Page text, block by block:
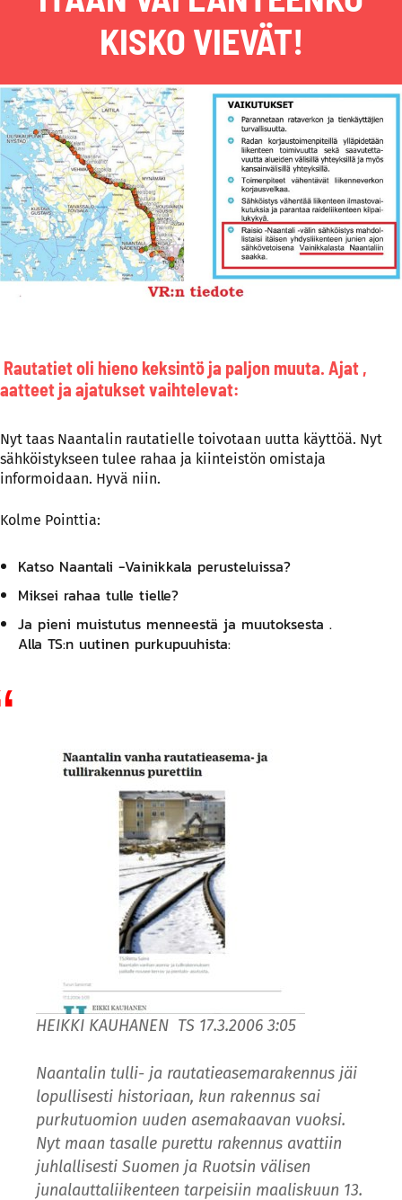
KISKO VIEVÄT!
Rautatiet oli hieno keksintö ja paljon muuta. Ajat ,
aatteet ja ajatukset vaihtelevat:
Nyt taas Naantalin rautatielle toivotaan uutta käyttöä. Nyt
sähköistykseen tulee rahaa ja kiinteistön omistaja
informoidaan. Hyvä niin.
Kolme Pointtia:
Katso Naantali -Vainikkala perusteluissa?
Miksei rahaa tulle tielle?
Ja pieni muistutus menneestä ja muutoksesta .
Alla TS:n uutinen purkupuuhista:
HEIKKI KAUHANEN TS 17.3.2006 3:05
Naantalin tulli- ja rautatieasemarakennus jäi
lopullisesti historiaan, kun rakennus sai
purkutuomion uuden asemakaavan vuoksi.
Nyt maan tasalle purettu rakennus avattiin
juhlallisesti Suomen ja Ruotsin välisen
junalauttaliikenteen tarpeisiin maaliskuun 13.